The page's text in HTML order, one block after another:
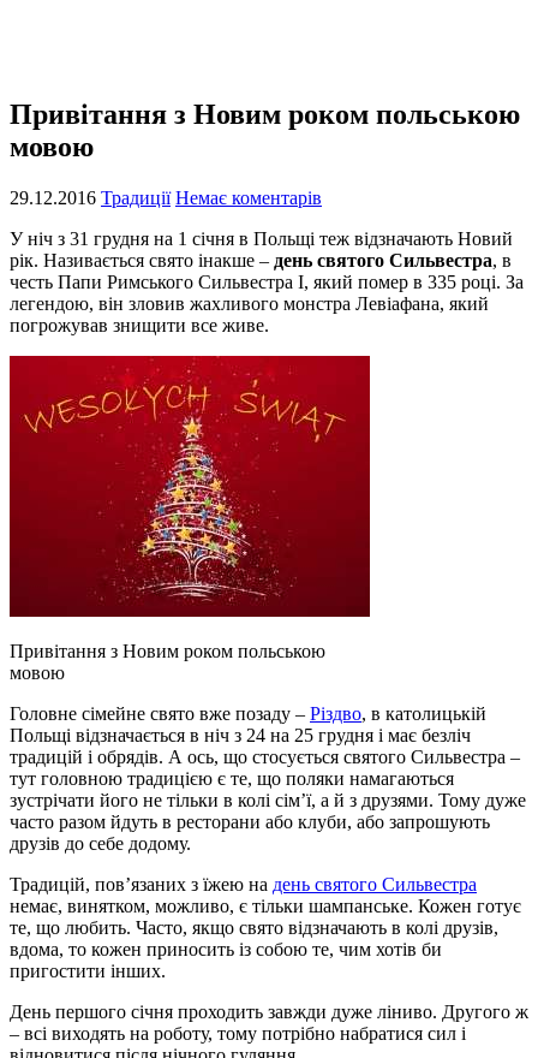
Привітання з Новим роком польською
мовою
29.12.2016 Традиції Немає коментарів
У ніч з 31 грудня на 1 січня в Польщі теж відзначають Новий
рік. Називається свято інакше – день святого Сильвестра, в
честь Папи Римського Сильвестра I, який помер в 335 році. За
легендою, він зловив жахливого монстра Левіафана, який
погрожував знищити все живе.
Привітання з Новим роком польською
мовою
Головне сімейне свято вже позаду – Різдво, в католицькій
Польщі відзначається в ніч з 24 на 25 грудня і має безліч
традицій і обрядів. А ось, що стосується святого Сильвестра –
тут головною традицією є те, що поляки намагаються
зустрічати його не тільки в колі сім’ї, а й з друзями. Тому дуже
часто разом йдуть в ресторани або клуби, або запрошують
друзів до себе додому.
Традицій, пов’язаних з їжею на день святого Сильвестра
немає, винятком, можливо, є тільки шампанське. Кожен готує
те, що любить. Часто, якщо свято відзначають в колі друзів,
вдома, то кожен приносить із собою те, чим хотів би
пригостити інших.
День першого січня проходить завжди дуже ліниво. Другого ж
– всі виходять на роботу, тому потрібно набратися сил і